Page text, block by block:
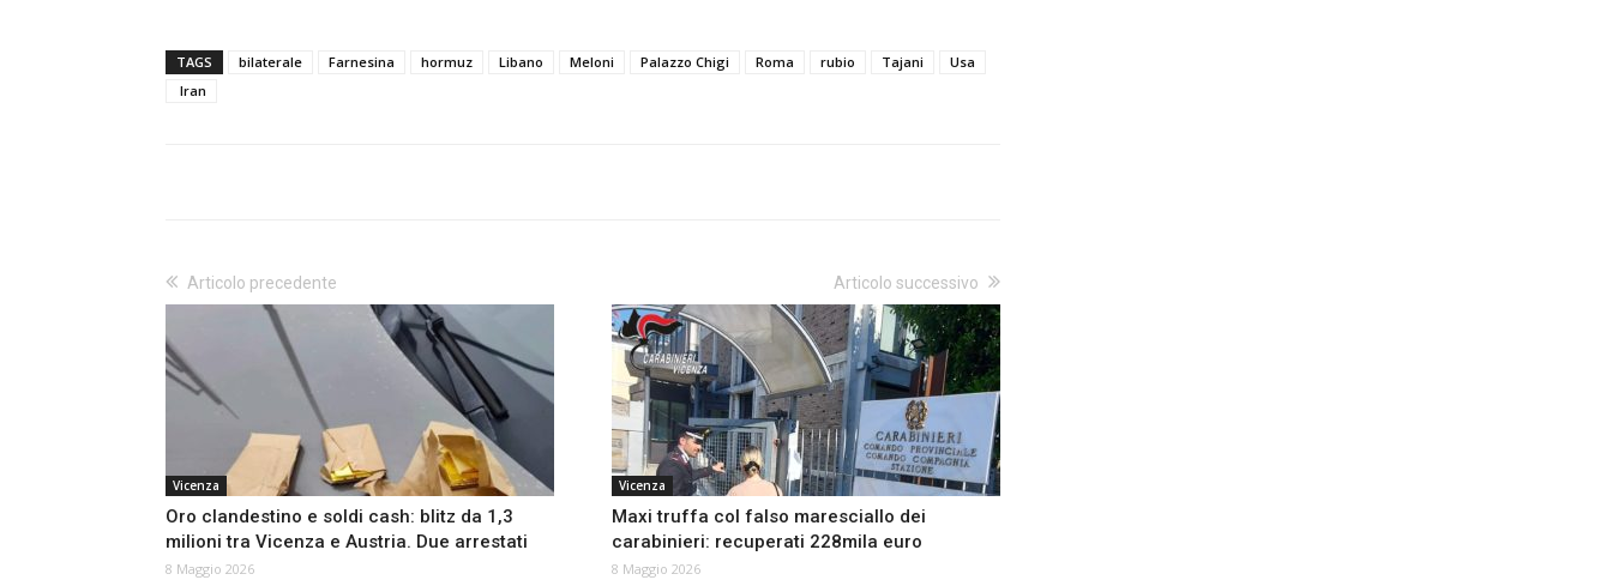
TAGS bilaterale Farnesina hormuz Libano Meloni Palazzo Chigi Roma rubio Tajani
Usa
Iran
Articolo precedente
Vicenza
Oro clandestino e soldi cash: blitz da 1,3
milioni tra Vicenza e Austria. Due arrestati
8 Maggio 2026
Articolo successivo
Vicenza
Maxi truffa col falso maresciallo dei
carabinieri: recuperati 228mila euro
8 Maggio 2026